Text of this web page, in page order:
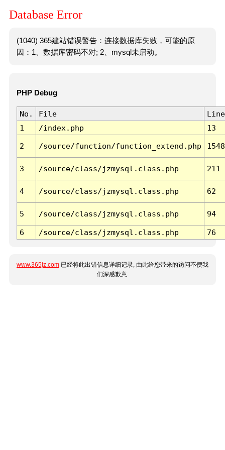
Database Error
(1040) 365建站错误警告：连接数据库失败，可能的原
因：1、数据库密码不对; 2、mysql未启动。
PHP Debug
No. File
Line
1
/index.php 13
2 /source/function/function_extend.php 1548
3 /source/class/jzmysql.class.php 211
4 /source/class/jzmysql.class.php 62
5 /source/class/jzmysql.class.php 94
6 /source/class/jzmysql.class.php 76
www.365jz.com 已经将此出错信息详细记录, 由此给您带来的访问不便我
们深感歉意.